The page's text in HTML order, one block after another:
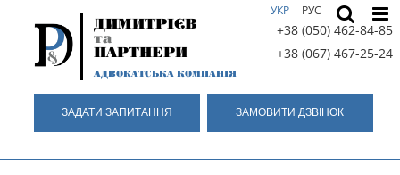
ДИМИТРІЄВ
та
ПАРТНЕРИ
АДВОКАТСЬКА КОМПАНІЯ
УКР РУС
+38 (050) 462-84-85
+38 (067) 467-25-24
ЗАДАТИ ЗАПИТАННЯ ЗАМОВИТИ ДЗВIНОК